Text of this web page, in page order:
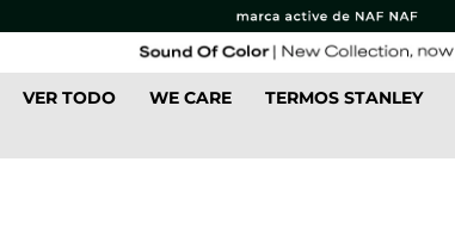
VER TODO WE CARE TERMOS STANLEY